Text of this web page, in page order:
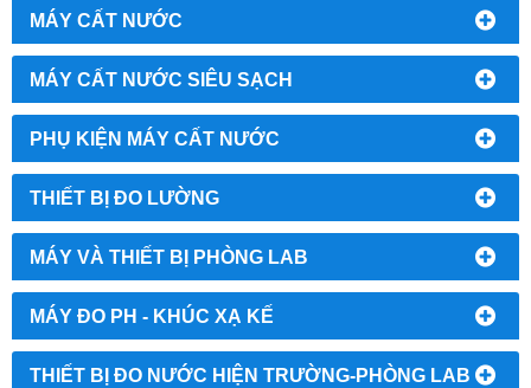
MÁY CẤT NƯỚC
MÁY CẤT NƯỚC SIÊU SẠCH
PHỤ KIỆN MÁY CẤT NƯỚC
THIẾT BỊ ĐO LƯỜNG
MÁY VÀ THIẾT BỊ PHÒNG LAB
MÁY ĐO PH - KHÚC XẠ KẾ
THIẾT BỊ ĐO NƯỚC HIỆN TRƯỜNG-PHÒNG LAB